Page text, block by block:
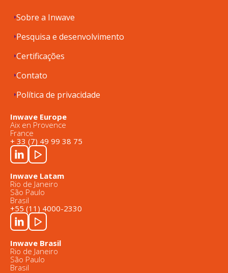
Sobre a Inwave
Pesquisa e desenvolvimento
Certificações
Contato
Política de privacidade
Inwave Europe
Aix en Provence
France
+ 33 (7) 49 99 38 75
Inwave Latam
Rio de Janeiro
São Paulo
Brasil
+55 (11) 4000-2330
Inwave Brasil
Rio de Janeiro
São Paulo
Brasil